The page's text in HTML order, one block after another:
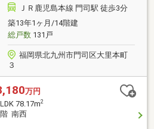
2、3火曜日） この時間帯はお電話で
スムーズにご案内できます。お気軽
。
ＪＲ鹿児島本線 門司駅 徒歩3分
築13年1ヶ月/14階建
総戸数131戸
福岡県北九州市門司区大里本町
３
万円
78.17m2
南西